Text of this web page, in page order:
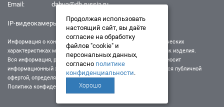
Email:
dahua@dh-russia.ru
IP-видеокамеры Dahua - Дахуа
Информация о конкретном товаре, его внешнем виде и технических
характеристиках может отличаться от реальных характеристик изделия.
Вся информация, размещенная на данном интернет-ресурсе, носит
информационный характер и ни при каких условиях не является публичной
офертой, определяемой положениями Статьи 437 (2) ГК РФ.
Политика конфиденциальности
Продолжая использовать
настоящий сайт, вы даёте
согласие на обработку
файлов "cookie" и
персональных данных,
согласно политике
конфиденциальности.
Хорошо